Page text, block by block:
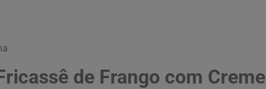
de Frango com Creme